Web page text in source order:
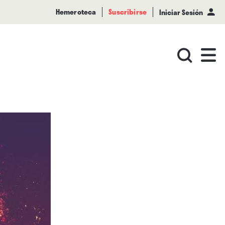
Hemeroteca Suscribirse Iniciar Sesión